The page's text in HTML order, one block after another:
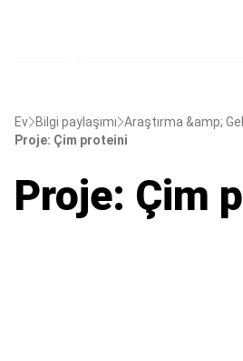
Ev Bilgi paylaşımı Araştırma &amp;
Proje: Çim proteini
Proje: Çim